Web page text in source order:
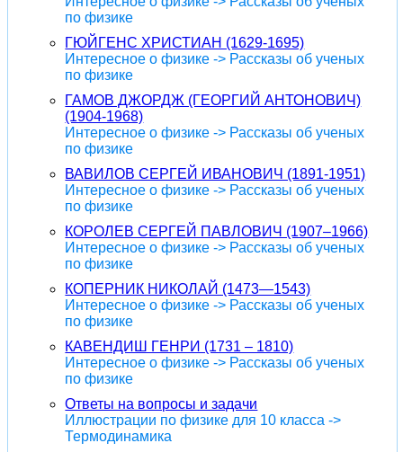
по физике
ГЮЙГЕНС ХРИСТИАН (1629-1695)
Интересное о физике -> Рассказы об ученых
по физике
ГАМОВ ДЖОРДЖ (ГЕОРГИЙ АНТОНОВИЧ)
(1904-1968)
Интересное о физике -> Рассказы об ученых
по физике
ВАВИЛОВ СЕРГЕЙ ИВАНОВИЧ (1891-1951)
Интересное о физике -> Рассказы об ученых
по физике
КОРОЛЕВ СЕРГЕЙ ПАВЛОВИЧ (1907–1966)
Интересное о физике -> Рассказы об ученых
по физике
КОПЕРНИК НИКОЛАЙ (1473—1543)
Интересное о физике -> Рассказы об ученых
по физике
КАВЕНДИШ ГЕНРИ (1731 – 1810)
Интересное о физике -> Рассказы об ученых
по физике
Ответы на вопросы и задачи
Иллюстрации по физике для 10 класса ->
Термодинамика